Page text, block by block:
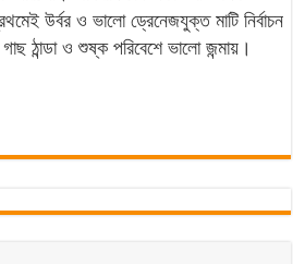
উর্বর ও ভালো ড্রেনেজযুক্ত মাটি নির্বাচন
ঠান্ডা ও শুষ্ক পরিবেশে ভালো জন্মায়।